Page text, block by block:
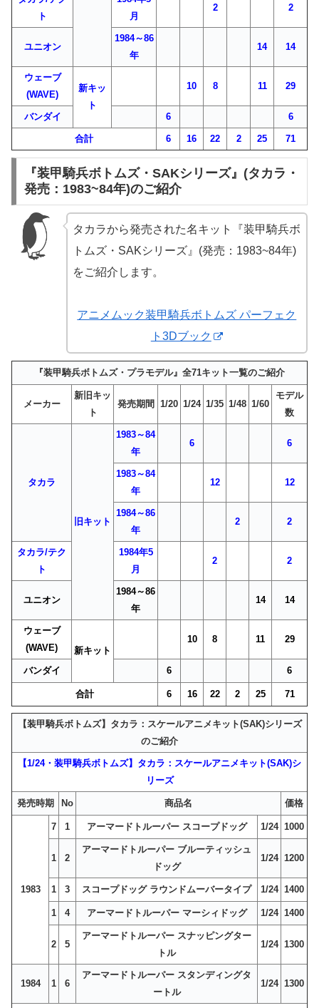
ト
月
2 2
ユニオン
1984～86
年
14 14
ウェーブ
(WAVE)
新キッ
ト
10 8 11 29
バンダイ 6 6
合計 6 16 22 2 25 71
『装甲騎兵ボトムズ・SAKシリーズ』(タカラ・
発売：1983~84年)のご紹介
タカラから発売された名キット『装甲騎兵ボ
トムズ・SAKシリーズ』(発売：1983~84年)
をご紹介します。
アニメムック装甲騎兵ボトムズ パーフェク
ト3Dブック
『装甲騎兵ボトムズ・プラモデル』全71キット一覧のご紹介
メーカー
新旧キッ
ト
発売期間 1/20 1/24 1/35 1/48 1/60
モデル
数
タカラ
旧キット
1983～84
年
6 6
1983～84
年
12 12
1984～86
年
2 2
タカラ/テク
ト
1984年5
月
2 2
ユニオン
1984～86
年
14 14
ウェーブ
(WAVE)
新キット
10 8 11 29
バンダイ 6 6
合計 6 16 22 2 25 71
【装甲騎兵ボトムズ】タカラ：スケールアニメキット(SAK)シリーズ
のご紹介
【1/24・装甲騎兵ボトムズ】タカラ：スケールアニメキット(SAK)シ
リーズ
発売時期 No 商品名 価格
1983
7 1 アーマードトルーパー スコープドッグ 1/24 1000
1 2
アーマードトルーパー ブルーティッシュ
ドッグ
1/24 1200
1 3 スコープドッグ ラウンドムーバータイプ 1/24 1400
1 4 アーマードトルーパー マーシィドッグ 1/24 1400
2 5
アーマードトルーパー スナッピングター
トル
1/24 1300
1984 1 6
アーマードトルーパー スタンディングタ
ートル
1/24 1300